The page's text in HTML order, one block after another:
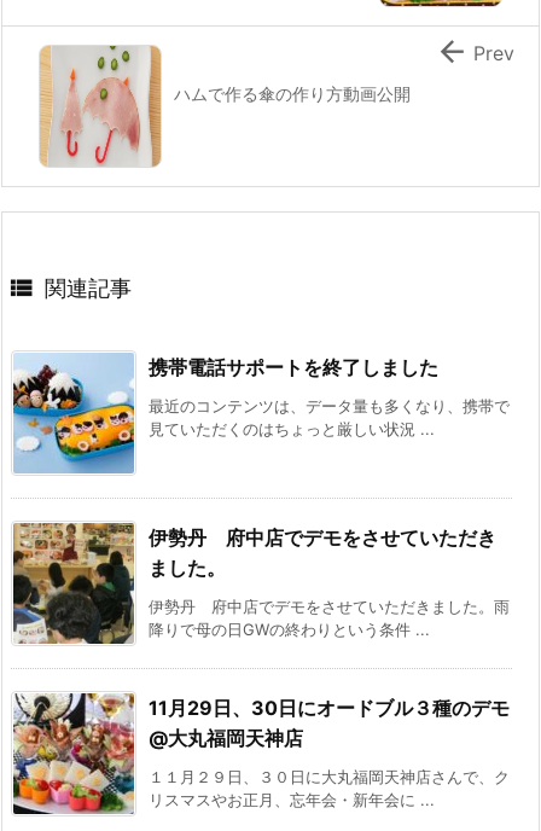
ハムで作る傘の作り方動画公開
 Prev
 関連記事
携帯電話サポートを終了しました
最近のコンテンツは、データ量も多くなり、携帯で
見ていただくのはちょっと厳しい状況 ...
伊勢丹 府中店でデモをさせていただき
ました。
伊勢丹 府中店でデモをさせていただきました。雨
降りで母の日GWの終わりという条件 ...
11月29日、30日にオードブル３種のデモ
@大丸福岡天神店
１１月２９日、３０日に大丸福岡天神店さんで、ク
リスマスやお正月、忘年会・新年会に ...